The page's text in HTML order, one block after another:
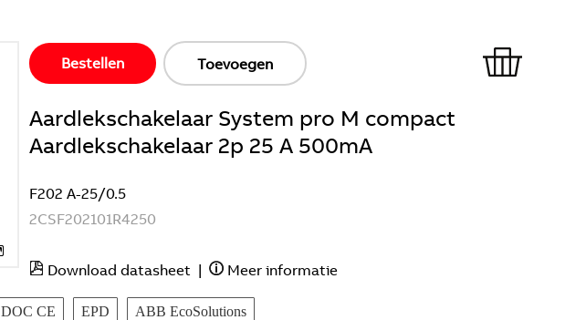
Bestellen Toevoegen
Aardlekschakelaar System pro M compact
Aardlekschakelaar 2p 25 A 500mA
F202 A-25/0.5
2CSF202101R4250
Download datasheet | Meer informatie
DOC CE EPD ABB EcoSolutions